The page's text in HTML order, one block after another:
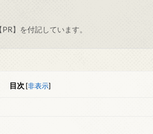
】を付記しています。
目次 [非表示]